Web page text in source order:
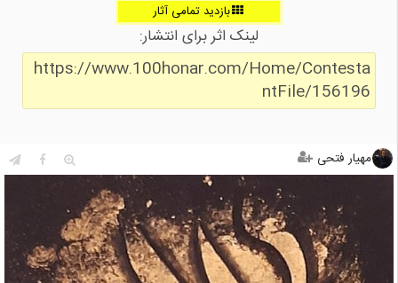
بازدید تمامی آثار
لینک اثر برای انتشار:
https://www.100honar.com/Home/Contesta
ntFile/156196
مهیار فتحی